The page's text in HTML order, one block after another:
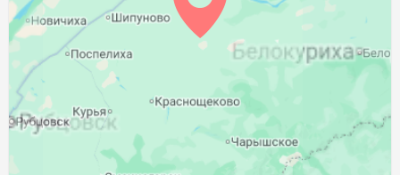
31, Пн 04:45 06:36 13:27 20:17 22:00